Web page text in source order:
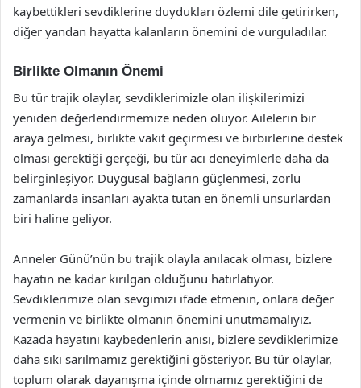
kaybettikleri sevdiklerine duydukları özlemi dile getirirken,
diğer yandan hayatta kalanların önemini de vurguladılar.
Birlikte Olmanın Önemi
Bu tür trajik olaylar, sevdiklerimizle olan ilişkilerimizi
yeniden değerlendirmemize neden oluyor. Ailelerin bir
araya gelmesi, birlikte vakit geçirmesi ve birbirlerine destek
olması gerektiği gerçeği, bu tür acı deneyimlerle daha da
belirginleşiyor. Duygusal bağların güçlenmesi, zorlu
zamanlarda insanları ayakta tutan en önemli unsurlardan
biri haline geliyor.
Anneler Günü’nün bu trajik olayla anılacak olması, bizlere
hayatın ne kadar kırılgan olduğunu hatırlatıyor.
Sevdiklerimize olan sevgimizi ifade etmenin, onlara değer
vermenin ve birlikte olmanın önemini unutmamalıyız.
Kazada hayatını kaybedenlerin anısı, bizlere sevdiklerimize
daha sıkı sarılmamız gerektiğini gösteriyor. Bu tür olaylar,
toplum olarak dayanışma içinde olmamız gerektiğini de